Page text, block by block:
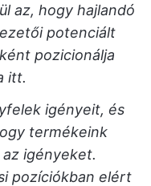
az, hogy hajlandó
potenciált
pozicionálja
itt.
igényeit, és
termékeink
igényeket.
pozíciókban elért